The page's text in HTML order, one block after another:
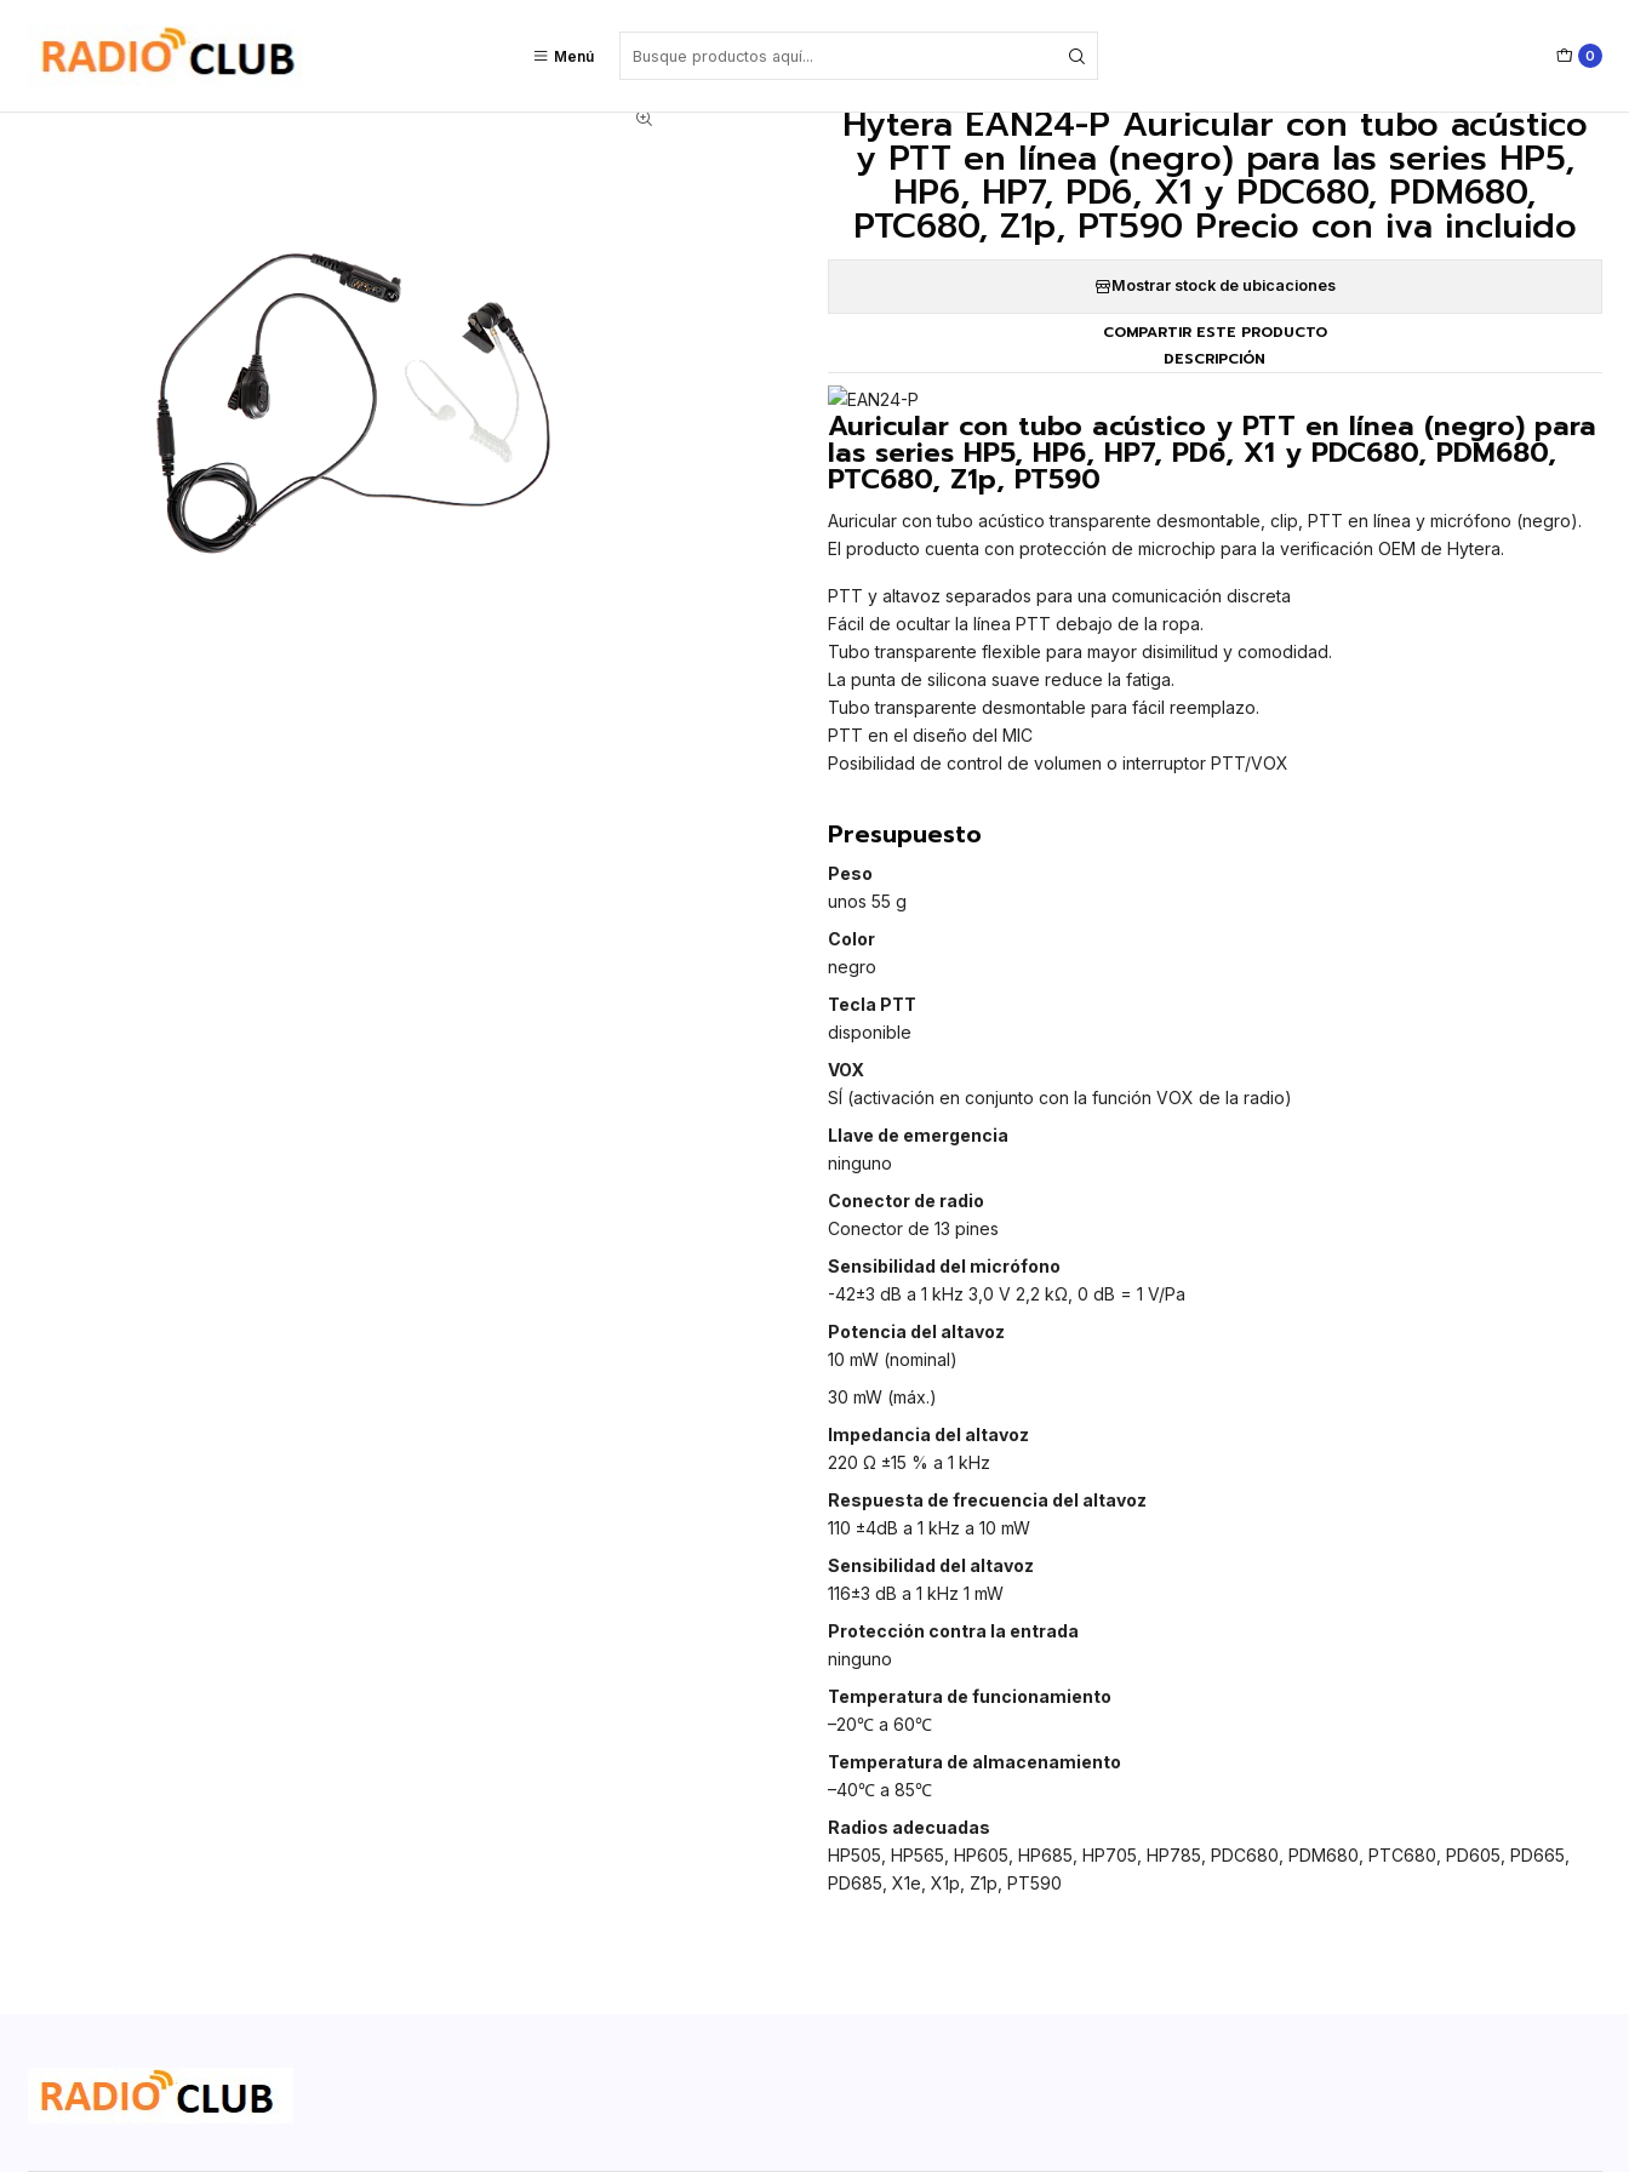
Menú 0
Hytera EAN24-P Auricular con tubo acústico y PTT en línea (negro) para las series HP5, HP6, HP7, PD6, X1 y PDC680, PDM680, PTC680, Z1p, PT590 Precio con iva incluido
Hytera EAN24-P Auricular con tubo acústico
y PTT en línea (negro) para las series HP5,
HP6, HP7, PD6, X1 y PDC680, PDM680,
PTC680, Z1p, PT590 Precio con iva incluido
Mostrar stock de ubicaciones
COMPARTIR ESTE PRODUCTO
DESCRIPCIÓN
Auricular con tubo acústico y PTT en línea (negro) para
las series HP5, HP6, HP7, PD6, X1 y PDC680, PDM680,
PTC680, Z1p, PT590
Auricular con tubo acústico transparente desmontable, clip, PTT en línea y micrófono (negro).
El producto cuenta con protección de microchip para la verificación OEM de Hytera.
PTT y altavoz separados para una comunicación discreta
Fácil de ocultar la línea PTT debajo de la ropa.
Tubo transparente flexible para mayor disimilitud y comodidad.
La punta de silicona suave reduce la fatiga.
Tubo transparente desmontable para fácil reemplazo.
PTT en el diseño del MIC
Posibilidad de control de volumen o interruptor PTT/VOX
Presupuesto
Peso
unos 55 g
Color
negro
Tecla PTT
disponible
VOX
SÍ (activación en conjunto con la función VOX de la radio)
Llave de emergencia
ninguno
Conector de radio
Conector de 13 pines
Sensibilidad del micrófono
-42±3 dB a 1 kHz 3,0 V 2,2 kΩ, 0 dB = 1 V/Pa
Potencia del altavoz
10 mW (nominal)
30 mW (máx.)
Impedancia del altavoz
220 Ω ±15 % a 1 kHz
Respuesta de frecuencia del altavoz
110 ±4dB a 1 kHz a 10 mW
Sensibilidad del altavoz
116±3 dB a 1 kHz 1 mW
Protección contra la entrada
ninguno
Temperatura de funcionamiento
–20℃ a 60℃
Temperatura de almacenamiento
–40℃ a 85℃
Radios adecuadas
HP505, HP565, HP605, HP685, HP705, HP785, PDC680, PDM680, PTC680, PD605, PD665,
PD685, X1e, X1p, Z1p, PT590